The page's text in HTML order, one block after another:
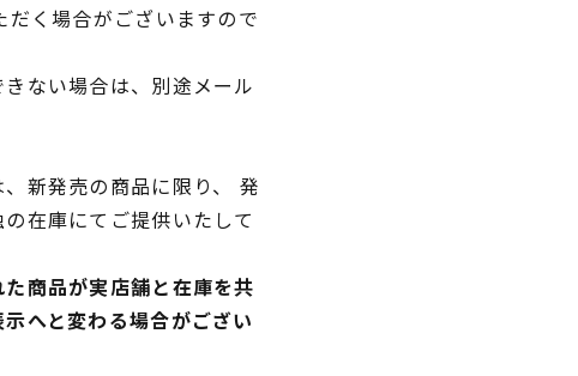
く場合がございますので
ない場合は、別途メール
新発売の商品に限り、 発
在庫にてご提供いたして
商品が実店舗と在庫を共
へと変わる場合がござい